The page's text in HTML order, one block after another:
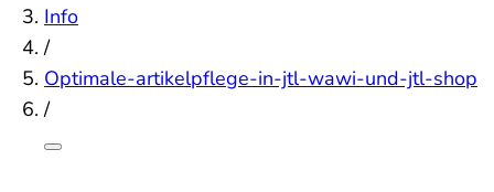
Info
/
Optimale-artikelpflege-in-jtl-wawi-und-jtl-shop
/